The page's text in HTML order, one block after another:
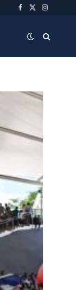
Facebook
X